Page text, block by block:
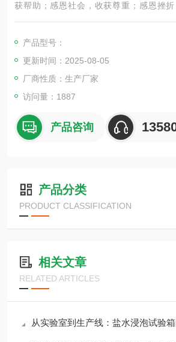
获帮助；感恩社会，收获尊重；感恩挫折
运，收获平衡，感恩生活，收获幸福！感
产品型号：
更新时间：2025-08-05
厂商性质：生产厂家
访问量：1887
产品咨询
产品分类
PRODUCT CLASSIFICATION
相关文章
RELATED ARTICLES
从实验室到生产线：盐水浸泡试验